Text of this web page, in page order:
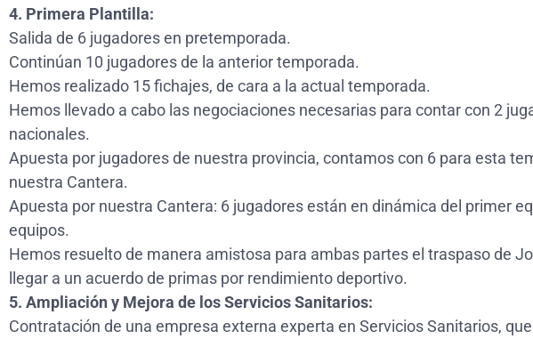
4. Primera Plantilla:
Salida de 6 jugadores en pretemporada.
Continúan 10 jugadores de la anterior temporada.
Hemos realizado 15 fichajes, de cara a la actual temporada.
Hemos llevado a cabo las negociaciones necesarias para contar con 2
nacionales.
Apuesta por jugadores de nuestra provincia, contamos con 6 para esta
nuestra Cantera.
Apuesta por nuestra Cantera: 6 jugadores están en dinámica del primer
equipos.
Hemos resuelto de manera amistosa para ambas partes el traspaso de
llegar a un acuerdo de primas por rendimiento deportivo.
5. Ampliación y Mejora de los Servicios Sanitarios:
Contratación de una empresa externa experta en Servicios Sanitarios,